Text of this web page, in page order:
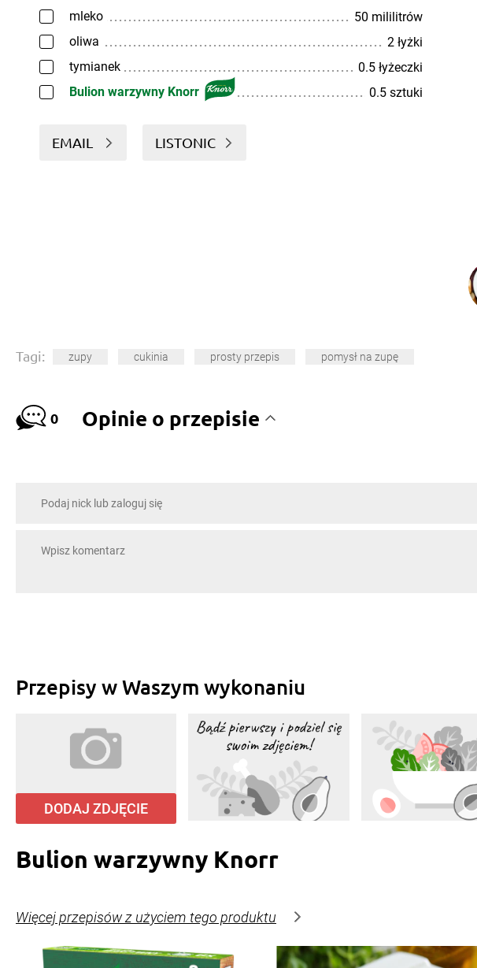
mleko
50 mililitrów
oliwa
2 łyżki
tymianek
0.5 łyżeczki
Bulion warzywny Knorr
0.5 sztuki
EMAIL LISTONIC
Tagi: zupy cukinia prosty przepis pomysł na zupę
0 Opinie o przepisie
Przepisy w Waszym wykonaniu
DODAJ ZDJĘCIE
Bulion warzywny Knorr
Więcej przepisów z użyciem tego produktu